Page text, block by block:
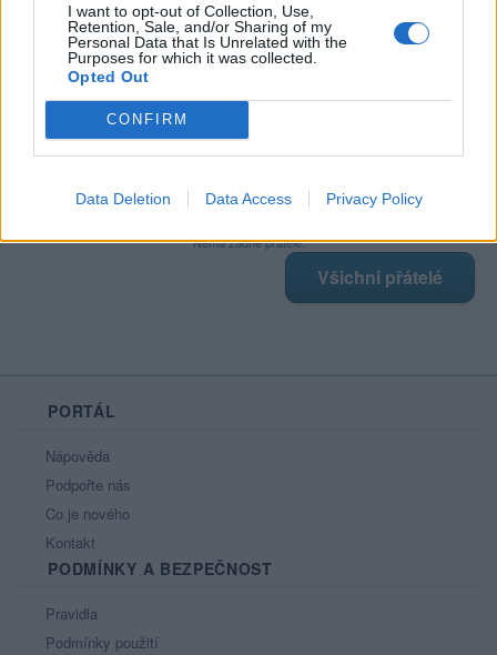
I want to opt-out of Collection, Use,
Retention, Sale, and/or Sharing of my
Personal Data that Is Unrelated with the
Purposes for which it was collected.
Opted Out
CONFIRM
Data Deletion Data Access Privacy Policy
Poslední 3 příspěvky na mé zdi
Nemá žádné příspěvky
Zobrazit celou mou zeď
Moji nejnovější přátelé
Nemá žádné přátelé.
Všichni přátelé
PORTÁL
Nápověda
Podpořte nás
Co je nového
Kontakt
PODMÍNKY A BEZPEČNOST
Pravidla
Podmínky použití